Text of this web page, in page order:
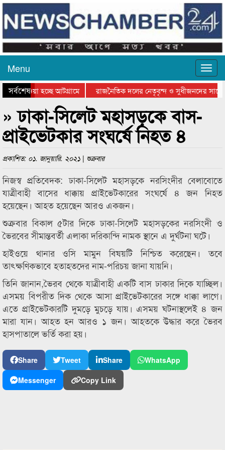
Menu
সর্বশেষ
যাওয়া হচ্ছে আটগ্রামে
রাজনৈতিক দলের নেতৃবৃন্দ ও সুধীজনদের সাথে
পুরস্কার বিতরণ সম্পন্ন
» ঢাকা-সিলেট মহাসড়কে বাস-
প্রাইভেটকার সংঘর্ষে নিহত ৪
প্রকাশিত: ০১. জানুয়ারি. ২০২১ | শুক্রবার
নিজস্ব প্রতিবেদক: ঢাকা-সিলেট মহাসড়কে নরসিংদীর বেলাবোতে
যাত্রীবাহী বাসের ধাক্কায় প্রাইভেটকারের সংঘর্ষে ৪ জন নিহত
হয়েছেন। আহত হয়েছেন আরও একজন।
শুক্রবার বিকাল ৫টার দিকে ঢাকা-সিলেট মহাসড়কের নরসিংদী ও
ভৈরবের সীমান্তবর্তী এলাকা দরিকান্দি নামক স্থানে এ দুর্ঘটনা ঘটে।
হাইওয়ে থানার ওসি মামুন বিষয়টি নিশ্চিত করেছেন। তবে
তাৎক্ষণিকভাবে হতাহতদের নাম-পরিচয় জানা যায়নি।
তিনি জানান,ভৈরব থেকে যাত্রীবাহী একটি বাস ঢাকার দিকে যাচ্ছিল।
এসময় বিপরীত দিক থেকে আসা প্রাইভেটকারের সঙ্গে ধাক্কা লাগে।
এতে প্রাইভেটকারটি দুমড়ে মুচড়ে যায়। এসময় ঘটনাস্থলেই ৪ জন
মারা যান। আহত হন আরও ১ জন। আহতকে উদ্ধার করে ভৈরব
হাসপাতালে ভর্তি করা হয়।
Share Tweet Share
WhatsApp
Messenger
Copy Link